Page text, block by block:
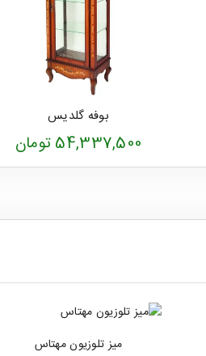
بوفه گلدیس
54,337,500 تومان
میز تلوزیون مهتاس